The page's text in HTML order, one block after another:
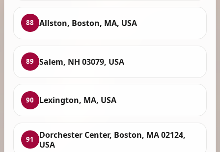
88 Allston, Boston, MA, USA
89 Salem, NH 03079, USA
90 Lexington, MA, USA
91
Dorchester Center, Boston, MA 02124,
USA